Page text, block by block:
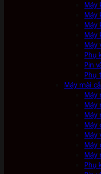
Máy
Máy
Máy
Máy
Máy
Phụ
Pin
Phụ
Máy mài
Máy
Máy
Máy
Máy
Máy
Máy
Máy
Phụ